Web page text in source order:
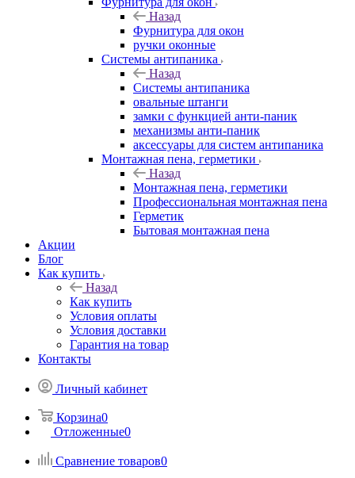
Назад
Фурнитура для окон
ручки оконные
Системы антипаника
Назад
Системы антипаника
овальные штанги
замки с функцией анти-паник
механизмы анти-паник
аксессуары для систем антипаника
Монтажная пена, герметики
Назад
Монтажная пена, герметики
Профессиональная монтажная пена
Герметик
Бытовая монтажная пена
Акции
Блог
Как купить
Назад
Как купить
Условия оплаты
Условия доставки
Гарантия на товар
Контакты
Личный кабинет
Корзина0
Отложенные0
Сравнение товаров0